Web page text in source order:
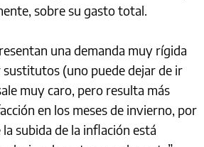
sobre su gasto total.
una demanda muy rígida
(uno puede dejar de ir
muy caro, pero resulta más
en los meses de invierno, por
subida de la inflación está